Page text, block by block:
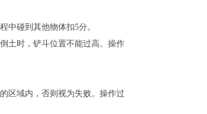
中碰到其他物体扣5分。
土时，铲斗位置不能过高。操作
区域内，否则视为失败。操作过